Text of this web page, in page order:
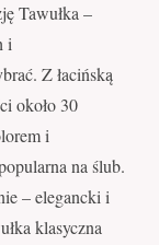
Tawułka –
i
Z łacińską
około 30
i
na ślub.
– elegancki i
klasyczna